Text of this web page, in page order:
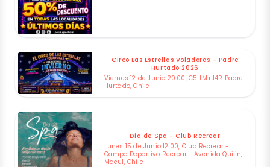
Circo Las Estrellas Voladoras - Padre
Hurtado 2026
Viernes 12 de Junio 20:00, C5HM+J4R Padre
Hurtado, Chile
Dia de Spa - Club Recrear
Lunes 15 de Junio 12:00, Club Recrear -
Campo Deportivo Recrear - Avenida Quilin,
Macul, Chile